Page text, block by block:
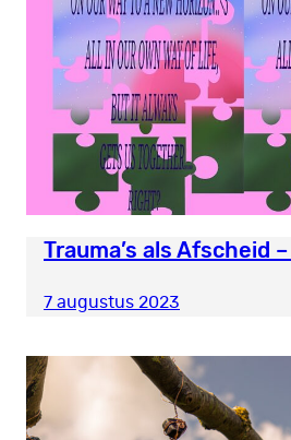
Trauma’s als Afscheid
7 augustus 2023